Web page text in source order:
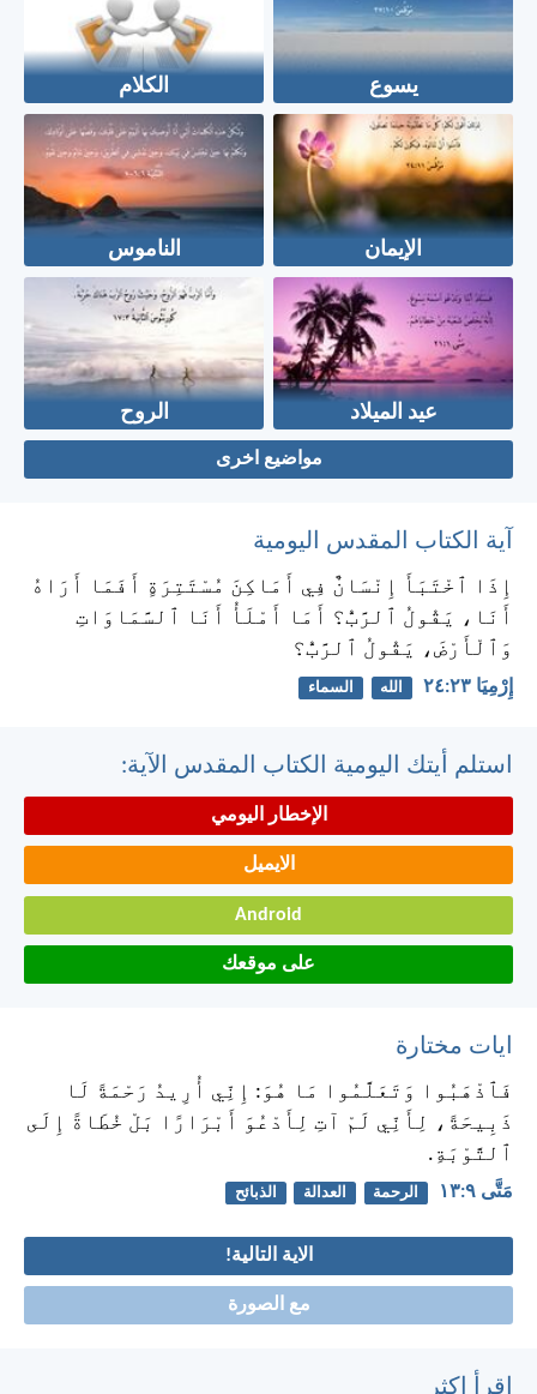
يسوع الكلام
الإيمان الناموس
عيد الميلاد الروح
مواضيع اخرى
آية الكتاب المقدس اليومية
إِذَا ٱخْتَبَأَ إِنْسَانٌ فِي أَمَاكِنَ مُسْتَتِرَةٍ أَفَمَا أَرَاهُ
أَنَا، يَقُولُ ٱلرَّبُّ؟ أَمَا أَمْلَأُ أَنَا ٱلسَّمَاوَاتِ
وَٱلْأَرْضَ، يَقُولُ ٱلرَّبُّ؟
إِرْمِيَا ٢٣:‏٢٤ الله السماء
استلم أيتك اليومية الكتاب المقدس الآية:
الإخطار اليومي
الايميل
Android
على موقعك
ايات مختارة
فَٱذْهَبُوا وَتَعَلَّمُوا مَا هُوَ: إِنِّي أُرِيدُ رَحْمَةً لَا
ذَبِيحَةً، لِأَنِّي لَمْ آتِ لِأَدْعُوَ أَبْرَارًا بَلْ خُطَاةً إِلَى
ٱلتَّوْبَةِ.
مَتَّى ٩:‏١٣ الرحمة العدالة الذبائح
الاية التالية!
مع الصورة
اقرأ اكثر